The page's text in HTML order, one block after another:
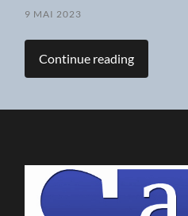
9 MAI 2023
Continue reading